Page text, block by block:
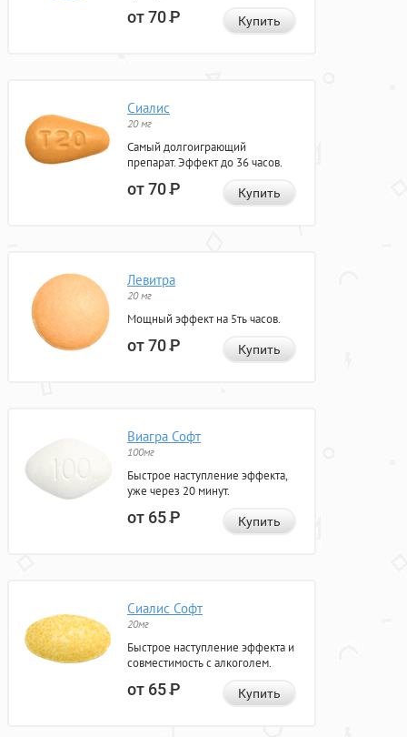
от 70Р Купить
Сиалис
20 мг
Самый долгоиграющий
препарат. Эффект до 36 часов.
от 70Р Купить
Левитра
20 мг
Мощный эффект на 5ть часов.
от 70Р Купить
Виагра Софт
100мг
Быстрое наступление эффекта,
уже через 20 минут.
от 65Р Купить
Сиалис Софт
20мг
Быстрое наступление эффекта и
совместимость с алкоголем.
от 65Р Купить